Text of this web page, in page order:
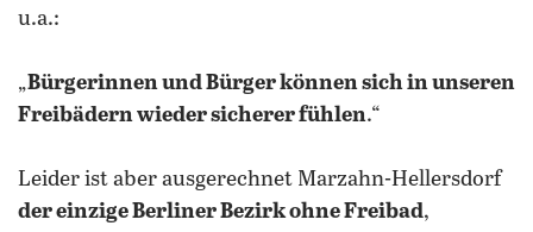
u.a.:
„Bürgerinnen und Bürger können sich in unseren
Freibädern wieder sicherer fühlen.“
Leider ist aber ausgerechnet Marzahn-Hellersdorf
der einzige Berliner Bezirk ohne Freibad,